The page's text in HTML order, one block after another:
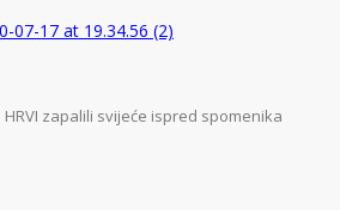
zapalili svijeće ispred spomenika